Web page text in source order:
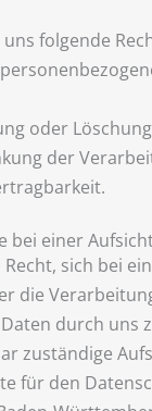
folgende
oder
der
bei einer
sich bei
die
durch uns
zuständige
für den